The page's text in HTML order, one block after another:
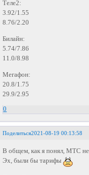
Теле2:
3.92/1.55
8.76/2.20
Билайн:
5.74/7.86
11.0/8.98
Мегафон:
20.8/1.75
29.9/2.95
0
Поделиться2021-08-19 00:13:58
В общем, как я понял, МТС
Эх, были бы тарифы